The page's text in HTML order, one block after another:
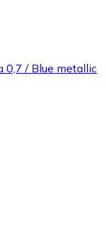
0,7 / Blue metallic